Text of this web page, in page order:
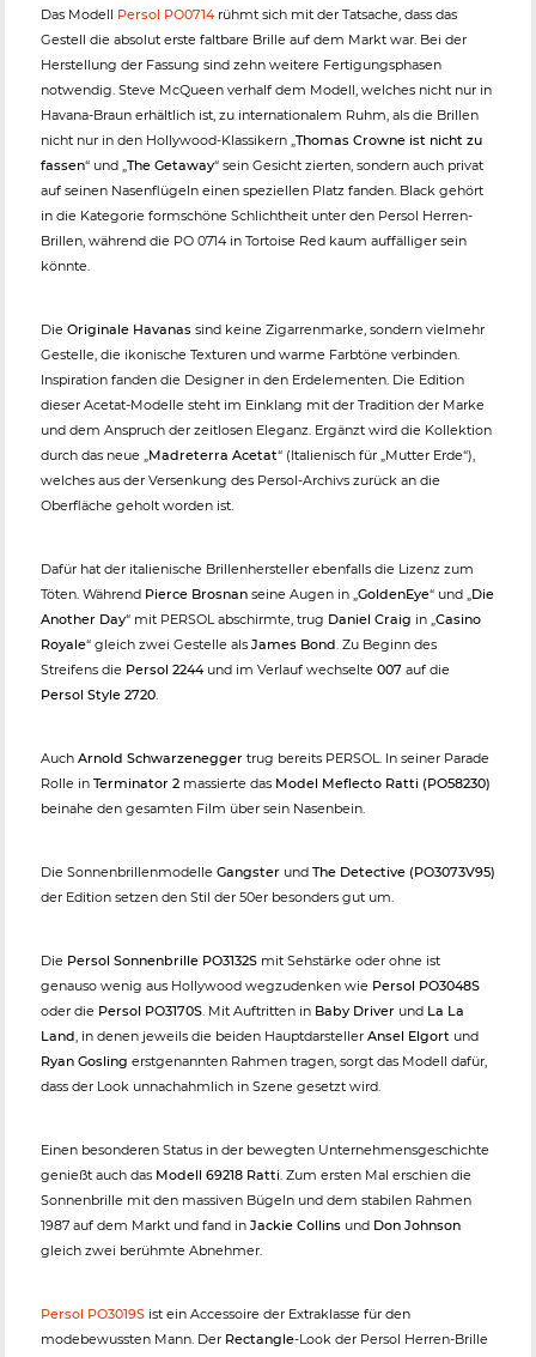
Das Modell Persol PO0714rühmt sich mit der Tatsache, dass das
Gestell die absolut erste faltbare Brille auf dem Markt war. Bei der
Herstellung der Fassung sind zehn weitere Fertigungsphasen
notwendig. Steve McQueen verhalf dem Modell, welches nicht nur in
Havana-Braun erhältlich ist, zu internationalem Ruhm, als die Brillen
nicht nur in den Hollywood-Klassikern „Thomas Crowne ist nicht zu
fassen“ und „The Getaway“ sein Gesicht zierten, sondern auch privat
auf seinen Nasenflügeln einen speziellen Platz fanden. Black gehört
in die Kategorie formschöne Schlichtheit unter den Persol Herren-
Brillen, während die PO 0714 in Tortoise Red kaum auffälliger sein
könnte.
Die Originale Havanas sind keine Zigarrenmarke, sondern vielmehr
Gestelle, die ikonische Texturen und warme Farbtöne verbinden.
Inspiration fanden die Designer in den Erdelementen. Die Edition
dieser Acetat-Modelle steht im Einklang mit der Tradition der Marke
und dem Anspruch der zeitlosen Eleganz. Ergänzt wird die Kollektion
durch das neue „Madreterra Acetat“ (Italienisch für „Mutter Erde“),
welches aus der Versenkung des Persol-Archivs zurück an die
Oberfläche geholt worden ist.
Dafür hat der italienische Brillenhersteller ebenfalls die Lizenz zum
Töten. Während Pierce Brosnan seine Augen in „GoldenEye“ und „Die
Another Day“ mit PERSOL abschirmte, trug Daniel Craig in „Casino
Royale“ gleich zwei Gestelle als James Bond. Zu Beginn des
Streifens die Persol 2244und im Verlauf wechselte 007 auf die
Persol Style 2720.
Auch Arnold Schwarzenegger trug bereits PERSOL. In seiner Parade
Rolle in Terminator 2 massierte das Model Meflecto Ratti (PO58230)
beinahe den gesamten Film über sein Nasenbein.
Die Sonnenbrillenmodelle Gangster und The Detective (PO3073V95)
der Edition setzen den Stil der 50er besonders gut um.
Die Persol Sonnenbrille PO3132S mit Sehstärke oder ohne ist
genauso wenig aus Hollywood wegzudenken wie Persol PO3048S
oder die Persol PO3170S. Mit Auftritten in Baby Driver und La La
Land, in denen jeweils die beiden Hauptdarsteller Ansel Elgort und
Ryan Gosling erstgenannten Rahmen tragen, sorgt das Modell dafür,
dass der Look unnachahmlich in Szene gesetzt wird.
Einen besonderen Status in der bewegten Unternehmensgeschichte
genießt auch das Modell 69218 Ratti. Zum ersten Mal erschien die
Sonnenbrille mit den massiven Bügeln und dem stabilen Rahmen
1987 auf dem Markt und fand in Jackie Collins und Don Johnson
gleich zwei berühmte Abnehmer.
Persol PO3019S ist ein Accessoire der Extraklasse für den
modebewussten Mann. Der Rectangle-Look der Persol Herren-Brille